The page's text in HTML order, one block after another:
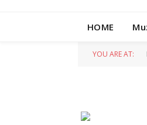
HOME
YOU ARE AT:
Solo